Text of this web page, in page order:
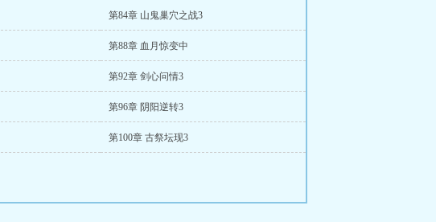
第84章 山鬼巢穴之战3
第88章 血月惊变中
第92章 剑心问情3
第96章 阴阳逆转3
第100章 古祭坛现3